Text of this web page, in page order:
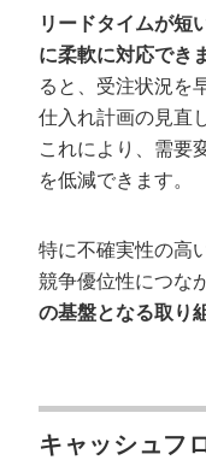
リードタイムが短
に柔軟に対応でき
ると、受注状況を
仕入れ計画の見直
これにより、需要
を低減できます。
特に不確実性の高
競争優位性につな
の基盤となる取り
キャッシュフ